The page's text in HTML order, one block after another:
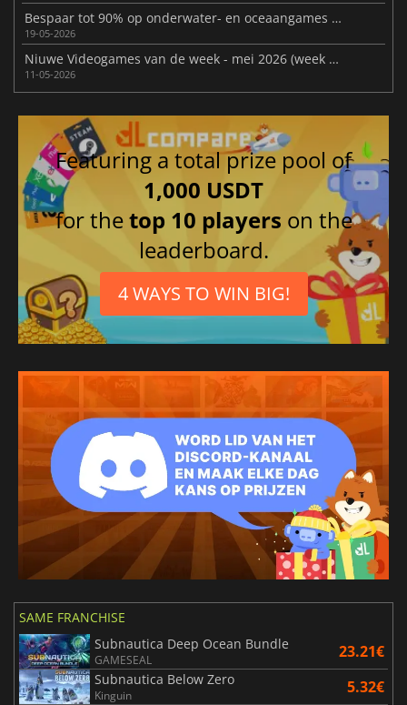
Bespaar tot 90% op onderwater- en oceaangames tijdens Steam Ocean Fest
19-05-2026
Niuwe Videogames van de week - mei 2026 (week 20)
11-05-2026
Featuring a total prize pool of
1,000 USDT
for thetop 10 players on the
leaderboard.
4 WAYS TO WIN BIG!
SAME FRANCHISE
Subnautica Deep Ocean Bundle
GAMESEAL 23.21€
Subnautica Below Zero
Kinguin 5.32€